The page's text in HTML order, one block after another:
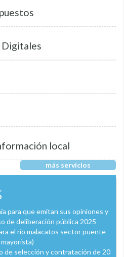
local
más servicios
para que emitan sus opiniones y
de deliberación pública 2025
el río malacatos sector puente
de selección y contratación de 20